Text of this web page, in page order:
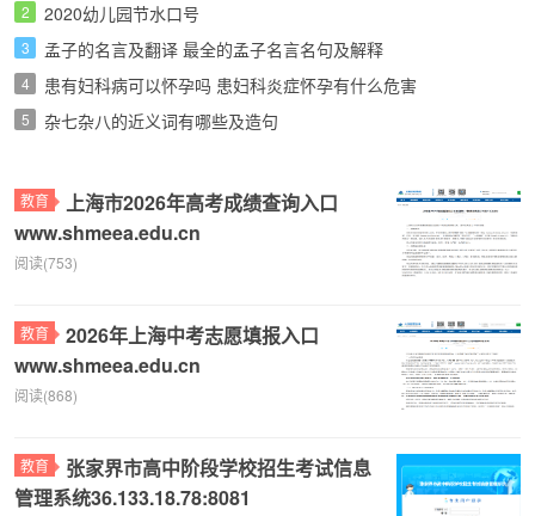
2 2020幼儿园节水口号
3 孟子的名言及翻译 最全的孟子名言名句及解释
4 患有妇科病可以怀孕吗 患妇科炎症怀孕有什么危害
5 杂七杂八的近义词有哪些及造句
教育
上海市2026年高考成绩查询入口
www.shmeea.edu.cn
阅读(753)
教育
2026年上海中考志愿填报入口
www.shmeea.edu.cn
阅读(868)
教育
张家界市高中阶段学校招生考试信息
管理系统36.133.18.78:8081